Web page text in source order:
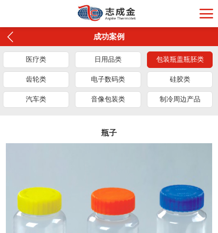
成功案例
医疗类 日用品类 包装瓶盖瓶胚类
齿轮类 电子数码类 硅胶类
汽车类 音像包装类 制冷周边产品
瓶子